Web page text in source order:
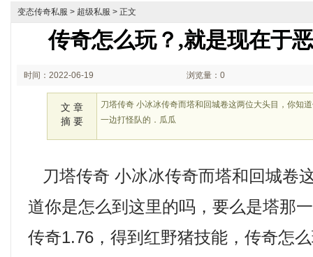
变态传奇私服 > 超级私服 > 正文
传奇怎么玩？,就是现在于
时间：2022-06-19 浏览量：0
文 章
摘 要
刀塔传奇 小冰冰传奇而塔和回城卷这两位大头目，你知
一边打怪队的．瓜瓜
刀塔传奇 小冰冰传奇而塔和回城卷
道你是怎么到这里的吗，要么是塔那
传奇1.76，得到红野猪技能，传奇怎